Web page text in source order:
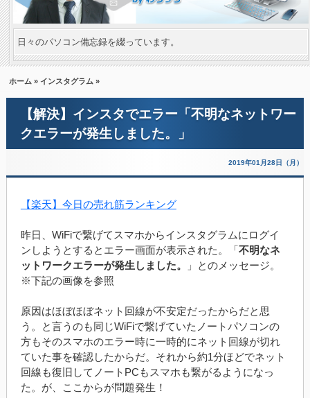
日々のパソコン備忘録を綴っています。
ホーム » インスタグラム »
【解決】インスタでエラー「不明なネットワー
クエラーが発生しました。」
2019年01月28日（月）
【楽天】今日の売れ筋ランキング
昨日、WiFiで繋げてスマホからインスタグラムにログイ
ンしようとするとエラー画面が表示された。「 不明なネ
ットワークエラーが発生しました。
」とのメッセージ。
※下記の画像を参照
原因はほぼほぼネット回線が不安定だったからだと思
う。と言うのも同じWiFiで繋げていたノートパソコンの
方もそのスマホのエラー時に一時的にネット回線が切れ
ていた事を確認したからだ。それから約1分ほどでネット
回線も復旧してノートPCもスマホも繋がるようになっ
た。が、ここからが問題発生！